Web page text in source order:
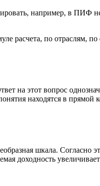
например, в ПИФ
расчета, по отраслям,
на этот вопрос
находятся в
шкала. Согласно
доходность